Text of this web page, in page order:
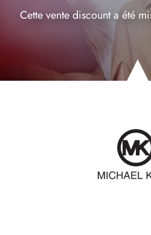
Cette vente discount a été